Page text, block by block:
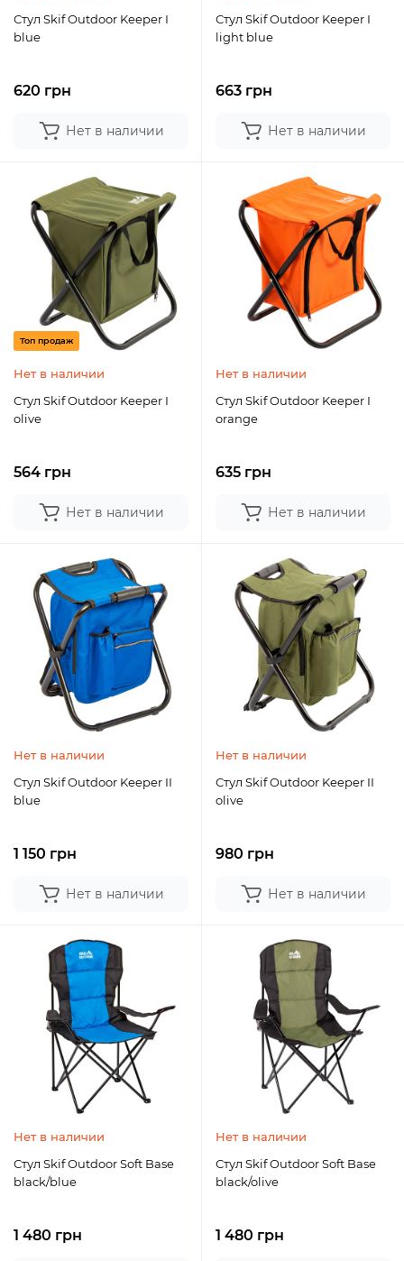
Стул Skif Outdoor Keeper I
blue
620 грн
Нет в наличии
Стул Skif Outdoor Keeper I
light blue
663 грн
Нет в наличии
Топ продаж
Нет в наличии
Стул Skif Outdoor Keeper I
olive
564 грн
Нет в наличии
Нет в наличии
Стул Skif Outdoor Keeper I
orange
635 грн
Нет в наличии
Нет в наличии
Стул Skif Outdoor Keeper II
blue
1 150 грн
Нет в наличии
Нет в наличии
Стул Skif Outdoor Keeper II
olive
980 грн
Нет в наличии
Нет в наличии
Стул Skif Outdoor Soft Base
black/blue
1 480 грн
Нет в наличии
Стул Skif Outdoor Soft Base
black/olive
1 480 грн